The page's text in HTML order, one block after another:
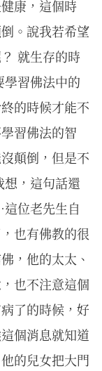
康，這個時
。說我若希望
就生存的時
習佛法中的
的時候才能不
習佛法的智
顛倒，但是不
，這句話還
位老先生自
也有佛教的很
，他的太太、
也不注意這個
了的時候，好
個消息就知道
的兒女把大門